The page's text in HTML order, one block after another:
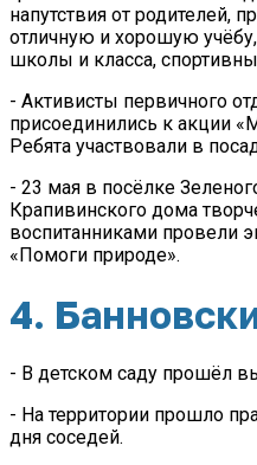
напутствия от родителей,
отличную и хорошую
школы и класса,
- Активисты первичного
присоединились к акции
Ребята участвовали в
- 23 мая в посёлке
Крапивинского дома
воспитанниками провели
«Помоги природе».
4.
- В детском саду прошёл
- На территории прошло
дня соседей.